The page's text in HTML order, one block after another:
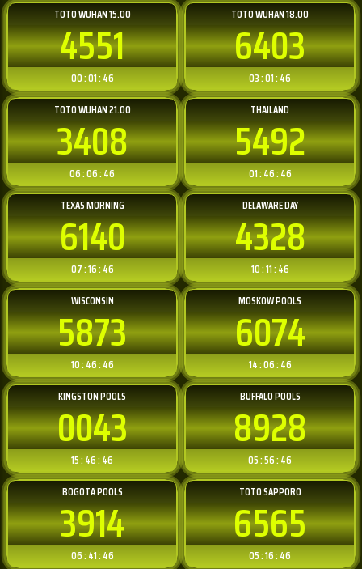
TOTO WUHAN 15.00
4551
00 : 01 : 46
TOTO WUHAN 18.00
6403
03 : 01 : 46
TOTO WUHAN 21.00
3408
06 : 06 : 46
THAILAND
5492
01 : 46 : 46
TEXAS MORNING
6140
07 : 16 : 46
DELAWARE DAY
4328
10 : 11 : 46
WISCONSIN
5873
10 : 46 : 46
MOSKOW POOLS
6074
14 : 06 : 46
KINGSTON POOLS
0043
15 : 46 : 46
BUFFALO POOLS
8928
05 : 56 : 46
BOGOTA POOLS
3914
06 : 41 : 46
TOTO SAPPORO
6565
05 : 16 : 46